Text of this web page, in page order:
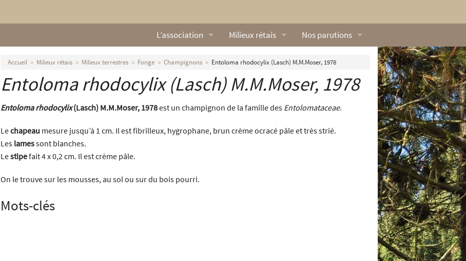
L’association
Qui sommes nous ?
Nos missions
Nos statuts
Le Conseil d’Administration
Milieux rétais
Lexique
Galerie rétaise
Milieux marins
Milieux terrestres
Nos parutions
Dossiers
L’Œillet des dunes
Livres
Vidéos naturalistes de Ré Nature
Accueil Milieux rétais Milieux terrestres Fonge Champignons Entoloma rhodocylix (Lasch) M.M.Moser, 1978
Entoloma rhodocylix(Lasch) M.M.Moser, 1978
Entoloma rhodocylix(Lasch) M.M.Moser, 1978est un champignon de la famille des Entolomataceae.
Lechapeau mesure jusqu’à 1 cm. Il est fibrilleux, hygrophane, brun crème ocracé pâle et très strié.
Les lamessont blanches.
Lestipefait 4 x 0,2 cm. Il est crème pâle.
On le trouve sur les mousses, au sol ou sur du bois pourri.
Mots-clés